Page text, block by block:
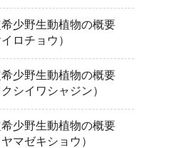
少野生動植物の概要
イロチョウ）
少野生動植物の概要
クシイワシャジン）
少野生動植物の概要
ヤマゼキショウ）